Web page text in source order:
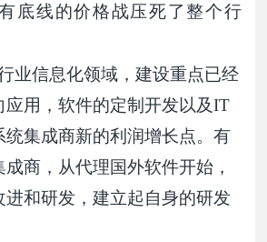
底线的价格战压死了整个行
业信息化领域，建设重点已经
应用，软件的定制开发以及IT
统集成商新的利润增长点。有
商，从代理国外软件开始，
进和研发，建立起自身的研发